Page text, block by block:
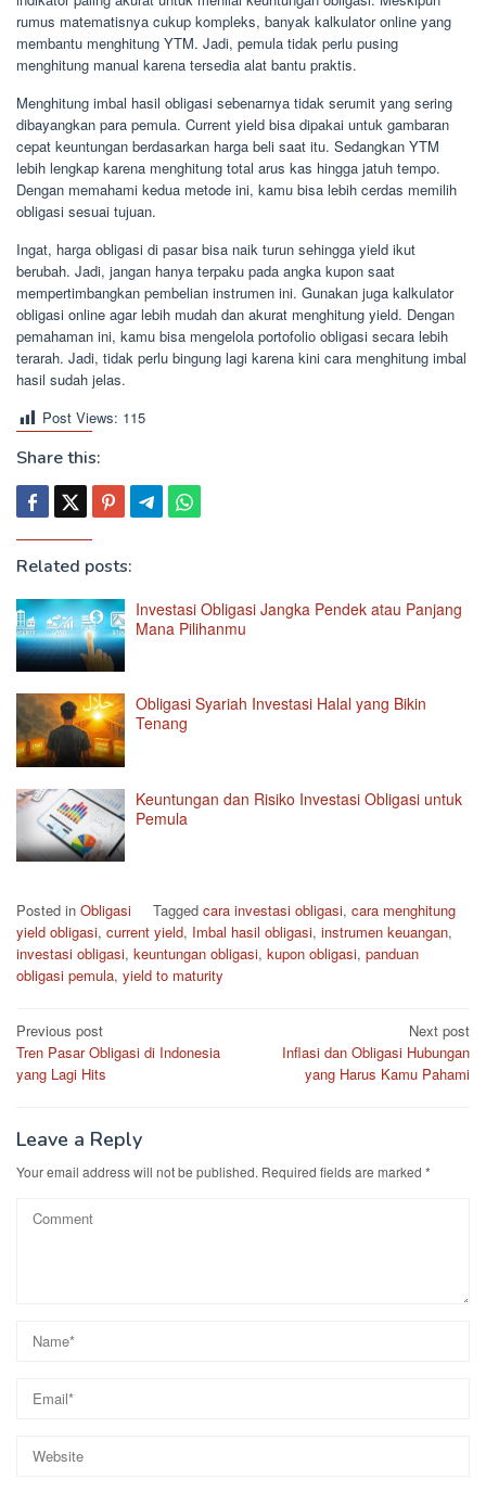
rumus matematisnya cukup kompleks, banyak kalkulator online yang
membantu menghitung YTM. Jadi, pemula tidak perlu pusing
menghitung manual karena tersedia alat bantu praktis.
Menghitung imbal hasil obligasi sebenarnya tidak serumit yang sering
dibayangkan para pemula. Current yield bisa dipakai untuk gambaran
cepat keuntungan berdasarkan harga beli saat itu. Sedangkan YTM
lebih lengkap karena menghitung total arus kas hingga jatuh tempo.
Dengan memahami kedua metode ini, kamu bisa lebih cerdas memilih
obligasi sesuai tujuan.
Ingat, harga obligasi di pasar bisa naik turun sehingga yield ikut
berubah. Jadi, jangan hanya terpaku pada angka kupon saat
mempertimbangkan pembelian instrumen ini. Gunakan juga kalkulator
obligasi online agar lebih mudah dan akurat menghitung yield. Dengan
pemahaman ini, kamu bisa mengelola portofolio obligasi secara lebih
terarah. Jadi, tidak perlu bingung lagi karena kini cara menghitung imbal
hasil sudah jelas.
Post Views: 115
Share this:
Related posts:
Investasi Obligasi Jangka Pendek atau Panjang
Mana Pilihanmu
Obligasi Syariah Investasi Halal yang Bikin
Tenang
Keuntungan dan Risiko Investasi Obligasi untuk
Pemula
Posted in Obligasi Tagged cara investasi obligasi, cara menghitung
yield obligasi, current yield, Imbal hasil obligasi, instrumen keuangan,
investasi obligasi, keuntungan obligasi, kupon obligasi, panduan
obligasi pemula, yield to maturity
Post
navigation
Previous post
Tren Pasar Obligasi di Indonesia
yang Lagi Hits
Next post
Inflasi dan Obligasi Hubungan
yang Harus Kamu Pahami
Leave a Reply
Your email address will not be published. Required fields are marked *